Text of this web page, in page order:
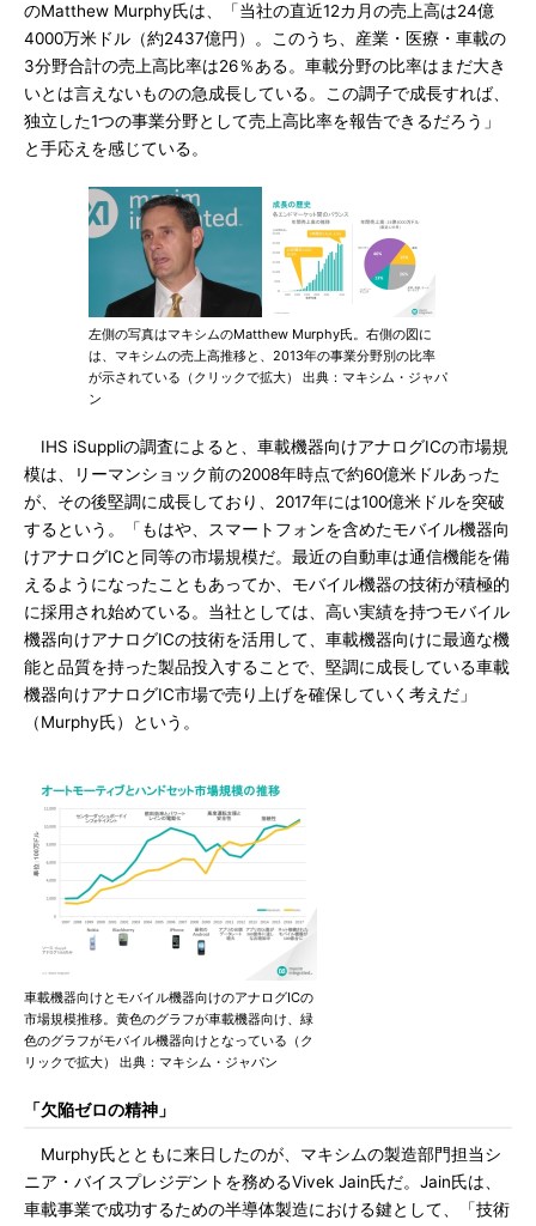
のMatthew Murphy氏は、「当社の直近12カ月の売上高は24億
4000万米ドル（約2437億円）。このうち、産業・医療・車載の
3分野合計の売上高比率は26％ある。車載分野の比率はまだ大き
いとは言えないものの急成長している。この調子で成長すれば、
独立した1つの事業分野として売上高比率を報告できるだろう」
と手応えを感じている。
左側の写真はマキシムのMatthew Murphy氏。右側の図に
は、マキシムの売上高推移と、2013年の事業分野別の比率
が示されている（クリックで拡大） 出典：マキシム・ジャパ
ン
IHS iSuppliの調査によると、車載機器向けアナログICの市場規
模は、リーマンショック前の2008年時点で約60億米ドルあった
が、その後堅調に成長しており、2017年には100億米ドルを突破
するという。「もはや、スマートフォンを含めたモバイル機器向
けアナログICと同等の市場規模だ。最近の自動車は通信機能を備
えるようになったこともあってか、モバイル機器の技術が積極的
に採用され始めている。当社としては、高い実績を持つモバイル
機器向けアナログICの技術を活用して、車載機器向けに最適な機
能と品質を持った製品投入することで、堅調に成長している車載
機器向けアナログIC市場で売り上げを確保していく考えだ」
（Murphy氏）という。
車載機器向けとモバイル機器向けのアナログICの
市場規模推移。黄色のグラフが車載機器向け、緑
色のグラフがモバイル機器向けとなっている（ク
リックで拡大） 出典：マキシム・ジャパン
「欠陥ゼロの精神」
Murphy氏とともに来日したのが、マキシムの製造部門担当シ
ニア・バイスプレジデントを務めるVivek Jain氏だ。Jain氏は、
車載事業で成功するための半導体製造における鍵として、「技術